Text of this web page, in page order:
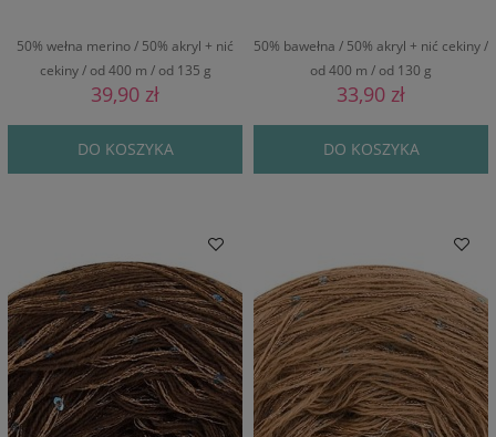
50% wełna merino / 50% akryl + nić
cekiny / od 400 m / od 135 g
39,90 zł
DO KOSZYKA
50% bawełna / 50% akryl + nić cekiny /
od 400 m / od 130 g
33,90 zł
DO KOSZYKA